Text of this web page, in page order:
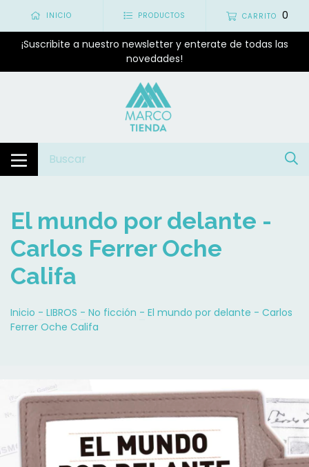
INICIO PRODUCTOS CARRITO 0
¡Suscribite a nuestro newsletter y enterate de todas las
novedades!
El mundo por delante -
Carlos Ferrer Oche
Califa
Inicio - LIBROS - No ficción - El mundo por delante - Carlos
Ferrer Oche Califa